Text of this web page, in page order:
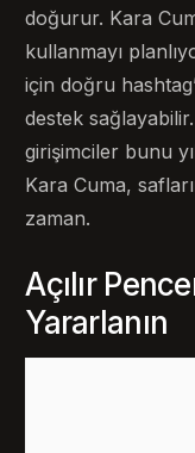
doğurur. Kara
kullanmayı
için doğru
destek
girişimciler bunu
Kara Cuma,
zaman.
Açılır
Yararlanın